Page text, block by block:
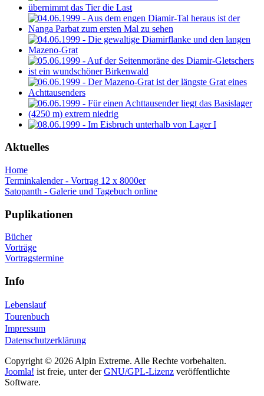
Aktuelles
Home
Terminkalender - Vortrag 12 x 8000er
Satopanth - Galerie und Tagebuch online
Puplikationen
Bücher
Vorträge
Vortragstermine
Info
Lebenslauf
Tourenbuch
Impressum
Datenschutzerklärung
Copyright © 2026 Alpin Extreme. Alle Rechte vorbehalten.
Joomla! ist freie, unter derGNU/GPL-Lizenz veröffentlichte
Software.